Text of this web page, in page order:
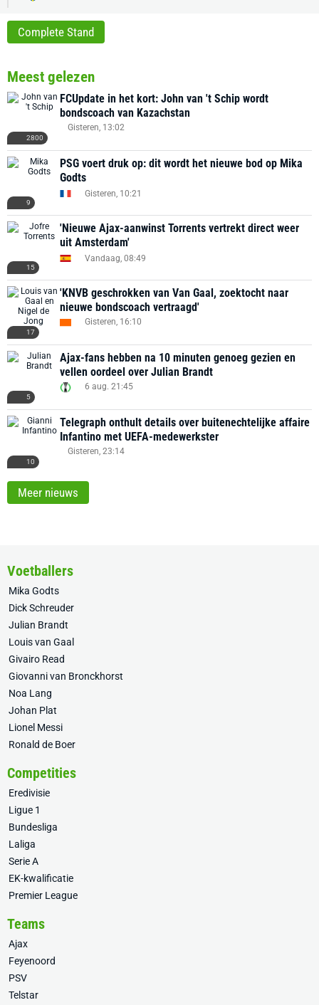
Complete Stand
Meest gelezen
2800
FCUpdate in het kort: John van 't Schip wordt
bondscoach van Kazachstan
Gisteren, 13:02
9
PSG voert druk op: dit wordt het nieuwe bod op Mika
Godts
Gisteren, 10:21
15
'Nieuwe Ajax-aanwinst Torrents vertrekt direct weer
uit Amsterdam'
Vandaag, 08:49
17
'KNVB geschrokken van Van Gaal, zoektocht naar
nieuwe bondscoach vertraagd'
Gisteren, 16:10
5
Ajax-fans hebben na 10 minuten genoeg gezien en
vellen oordeel over Julian Brandt
6 aug. 21:45
10
Telegraph onthult details over buitenechtelijke affaire
Infantino met UEFA-medewerkster
Gisteren, 23:14
Meer nieuws
Voetballers
Mika Godts
Dick Schreuder
Julian Brandt
Louis van Gaal
Givairo Read
Giovanni van Bronckhorst
Noa Lang
Johan Plat
Lionel Messi
Ronald de Boer
Competities
Eredivisie
Ligue 1
Bundesliga
Laliga
Serie A
EK-kwalificatie
Premier League
Teams
Ajax
Feyenoord
PSV
Telstar